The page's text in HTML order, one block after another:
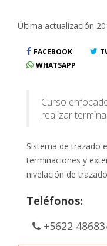
Última actualización
FACEBOOK
WHATSAPP
Curso
realizar
Sistema de trazado
terminaciones y
nivelación de
Teléfonos:
+5622